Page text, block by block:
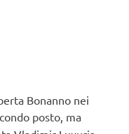
Bonanno nei
posto, ma